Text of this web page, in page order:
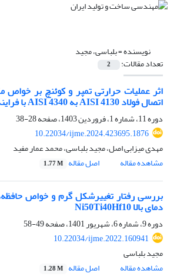
نویسنده =بلباسی، مجید
تعداد مقالات: 2
اثر عملیات حرارتی تمپر و کوئنچ بر خواص
اتصال فولاد AISI 4130 به AISI 4340 با فرایند GTAW
دوره 11، شماره 1، فروردین 1403، صفحه
28-38
10.22034/ijme.2024.423695.1876
مهدی میزابی اصل، مجید بلباسی، محمد عمار مفید
مشاهده مقاله
اصل مقاله 1.77 M
بررسی رفتار تغییرشکل گرم و خواص
دمای بالا Ni50Ti40Hf10
دوره 9، شماره 6، شهریور 1401، صفحه
49-58
10.22034/ijme.2022.160941
مجید بلباسی
مشاهده مقاله
اصل مقاله 1.28 M